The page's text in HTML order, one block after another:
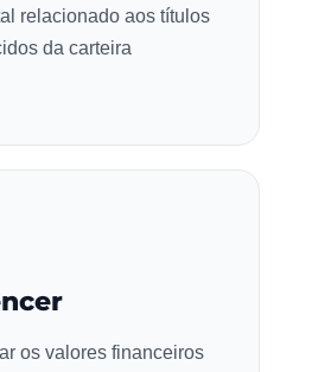
relacionado aos títulos
da carteira
os valores financeiros